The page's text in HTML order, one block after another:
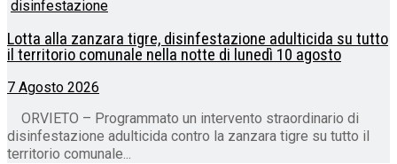
Lotta alla zanzara tigre, disinfestazione adulticida su tutto
il territorio comunale nella notte di lunedì 10 agosto
7 Agosto 2026
ORVIETO – Programmato un intervento straordinario di
disinfestazione adulticida contro la zanzara tigre su tutto il
territorio comunale...